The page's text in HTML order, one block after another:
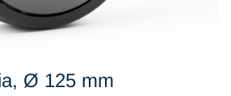
Ø 125 mm